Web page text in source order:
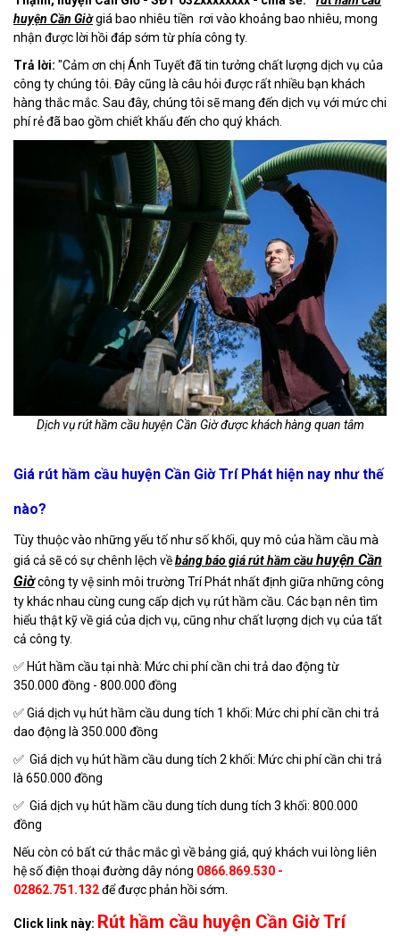
huyện Cần Giờgiá bao nhiêu tiền rơi vào khoảng bao nhiêu, mong
nhận được lời hồi đáp sớm từ phía công ty.
Trả lời: "Cảm ơn chị Ánh Tuyết đã tin tưởng chất lượng dịch vụ của
công ty chúng tôi. Đây cũng là câu hỏi được rất nhiều bạn khách
hàng thắc mắc. Sau đây, chúng tôi sẽ mang đến dịch vụ với mức chi
phí rẻ đã bao gồm chiết khấu đến cho quý khách.
Dịch vụ rút hầm cầu huyện Cần Giờ được khách hàng quan tâm
Giá rút hầm cầu huyện Cần Giờ Trí Phát hiện nay như thế
nào?
Tùy thuộc vào những yếu tố như số khối, quy mô của hầm cầu mà
giá cả sẽ có sự chênh lệch vềbảng báo giá rút hầm cầuhuyện Cần
Giờcông ty vệ sinh môi trường Trí Phát nhất định giữa những công
ty khác nhau cùng cung cấp dịch vụ rút hầm cầu. Các bạn nên tìm
hiểu thật kỹ về giá của dịch vụ, cũng như chất lượng dịch vụ của tất
cả công ty.
✅ Hút hầm cầu tại nhà: Mức chi phí cần chi trả dao động từ
350.000 đồng - 800.000 đồng
✅ Giá dịch vụ hút hầm cầu dung tích 1 khối: Mức chi phí cần chi trả
dao động là 350.000 đồng
✅ Giá dịch vụ hút hầm cầu dung tích 2 khối: Mức chi phí cần chi trả
là 650.000 đồng
✅ Giá dịch vụ hút hầm cầu dung tích dung tích 3 khối: 800.000
đồng
Nếu còn có bất cứ thắc mắc gì về bảng giá, quý khách vui lòng liên
hệ số điện thoại đường dây nóng 0866.869.530 -
02862.751.132để được phản hồi sớm.
Click link này: Rút hầm cầu huyện Cần Giờ Trí